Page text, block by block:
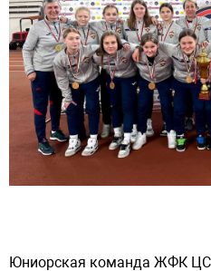
Юниорская команда ЖФК